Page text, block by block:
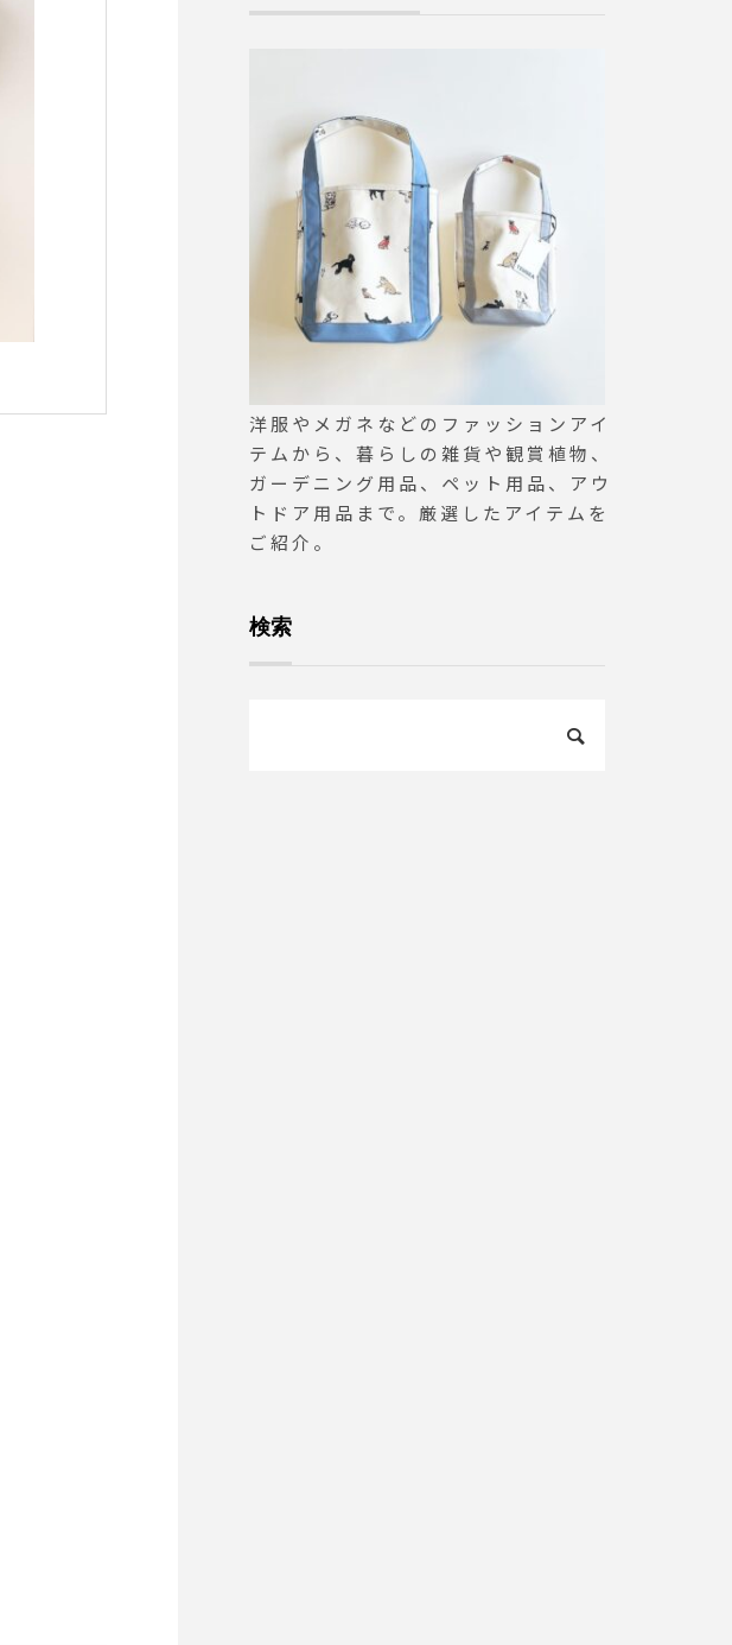
洋服やメガネなどのファッションアイ
テムから、暮らしの雑貨や観賞植物、
ガーデニング用品、ペット用品、アウ
トドア用品まで。厳選したアイテムを
ご紹介。
検索